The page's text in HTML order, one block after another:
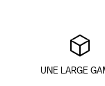
UNE LARGE